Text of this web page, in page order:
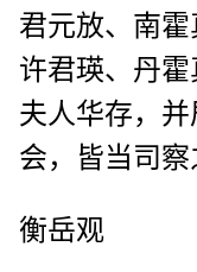
君元放、南
许君瑛、丹
夫人华存，
会，皆当司察
衡岳观